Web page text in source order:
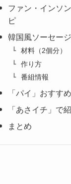
ファン・インソ
ピ
韓国風ソーセー
材料（2個分）
作り方
番組情報
「パイ」おすす
「あさイチ」で
まとめ